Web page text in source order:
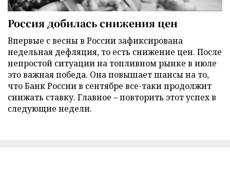
Россия добилась снижения цен
Впервые с весны в России зафиксирована
недельная дефляция, то есть снижение цен. После
непростой ситуации на топливном рынке в июле
это важная победа. Она повышает шансы на то,
что Банк России в сентябре все-таки продолжит
снижать ставку. Главное – повторить этот успех в
следующие недели.